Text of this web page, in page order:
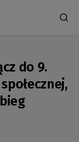
do 9.